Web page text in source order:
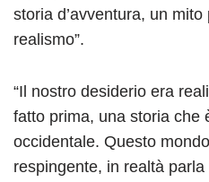
storia d’avventura, un mito
realismo”.
“Il nostro desiderio era
fatto prima, una storia che
occidentale. Questo
respingente, in realtà parla